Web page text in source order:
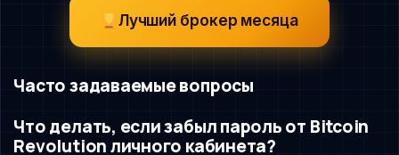
Лучший брокер месяца
Часто задаваемые вопросы
Что делать, если забыл пароль от Bitcoin
Revolution личного кабинета?